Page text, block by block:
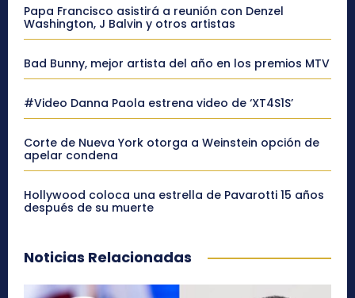
Papa Francisco asistirá a reunión con Denzel
Washington, J Balvin y otros artistas
Bad Bunny, mejor artista del año en los premios MTV
#Video Danna Paola estrena video de ‘XT4S1S’
Corte de Nueva York otorga a Weinstein opción de
apelar condena
Hollywood coloca una estrella de Pavarotti 15 años
después de su muerte
Noticias Relacionadas